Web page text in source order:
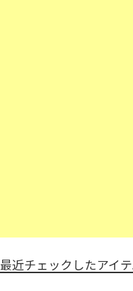
最近チェックしたアイテ